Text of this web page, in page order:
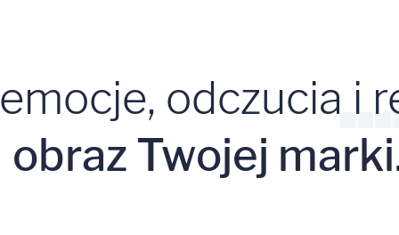
emocje, odczucia i
obraz Twojej